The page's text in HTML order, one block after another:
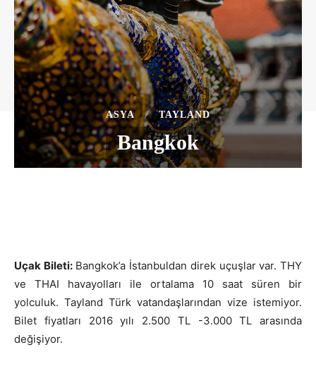
ASYA TAYLAND
Bangkok
Uçak Bileti:Bangkok’a İstanbuldan direk uçuşlar var. THY
ve THAI havayolları ile ortalama 10 saat süren bir
yolculuk. Tayland Türk vatandaşlarından vize istemiyor.
Bilet fiyatları 2016 yılı 2.500 TL -3.000 TL arasında
değişiyor.